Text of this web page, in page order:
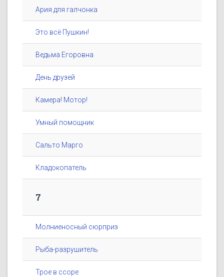
Ария для галчонка
Это всё Пушкин!
Ведьма Егоровна
День друзей
Камера! Мотор!
Умный помощник
Сальто Марго
Кладокопатель
7
Молниеносный сюрприз
Рыба-разрушитель
Трое в ссоре